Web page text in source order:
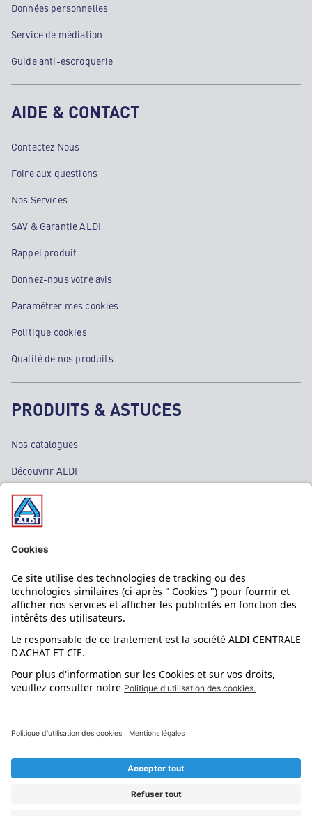
Données personnelles
Service de médiation
Guide anti-escroquerie
AIDE & CONTACT
Contactez Nous
Foire aux questions
Nos Services
SAV & Garantie ALDI
Rappel produit
Donnez-nous votre avis
Paramétrer mes cookies
Politique cookies
Qualité de nos produits
PRODUITS & ASTUCES
Nos catalogues
Découvrir ALDI
Nos bons plans
Nos rayons
Nos marques
Nos astuces
Évènements
L'application mobile